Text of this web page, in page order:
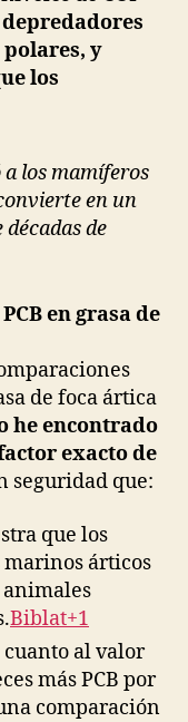
polares, y
los
los mamíferos
en un
de
en grasa de
de foca ártica
he encontrado
exacto de
seguridad que:
que los
marinos árticos
animales
Biblat+1
cuanto al valor
más PCB por
comparación